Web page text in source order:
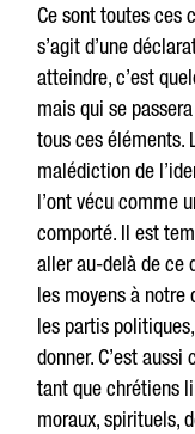
Ce sont toutes ces
s’agit d’une
atteindre, c’est
mais qui se
tous ces éléments.
malédiction de
l’ont vécu comme
comporté. Il est
aller au-delà de ce
les moyens à notre
les partis
donner. C’est
tant que chrétiens
moraux, spirituels,